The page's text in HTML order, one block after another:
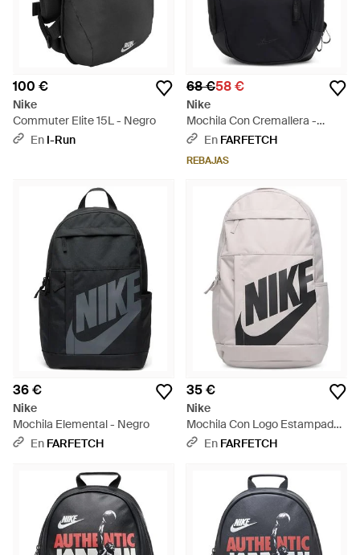
100 €
Nike
Commuter Elite 15L - Negro
En I-Run
68 €58 €
Nike
Mochila Con Cremallera -
Negro
En FARFETCH
REBAJAS
36 €
Nike
Mochila Elemental - Negro
En FARFETCH
35 €
Nike
Mochila Con Logo Estampado -
Blanco
En FARFETCH